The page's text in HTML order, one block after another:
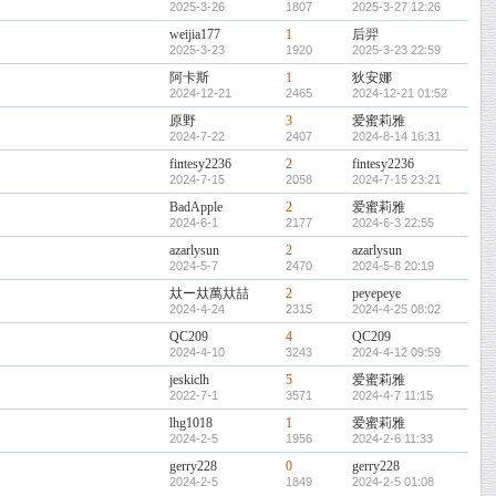
2025-3-26 1807 2025-3-27 12:26
weijia177
2025-3-23
1
1920
后羿
2025-3-23 22:59
阿卡斯
2024-12-21
1
2465
狄安娜
2024-12-21 01:52
原野
2024-7-22
3
2407
爱蜜莉雅
2024-8-14 16:31
fintesy2236
2024-7-15
2
2058
fintesy2236
2024-7-15 23:21
BadApple
2024-6-1
2
2177
爱蜜莉雅
2024-6-3 22:55
azarlysun
2024-5-7
2
2470
azarlysun
2024-5-8 20:19
夶ー夶萬夶喆
2024-4-24
2
2315
peyepeye
2024-4-25 08:02
QC209
2024-4-10
4
3243
QC209
2024-4-12 09:59
jeskiclh
2022-7-1
5
3571
爱蜜莉雅
2024-4-7 11:15
lhg1018
2024-2-5
1
1956
爱蜜莉雅
2024-2-6 11:33
gerry228
2024-2-5
0
1849
gerry228
2024-2-5 01:08